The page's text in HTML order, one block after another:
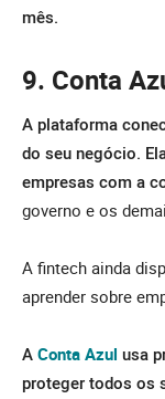
mês.
9. Conta
A plataforma
do seu negócio.
empresas com a
governo e os
A fintech ainda
aprender sobre
A Conta Azul usa
proteger todos os